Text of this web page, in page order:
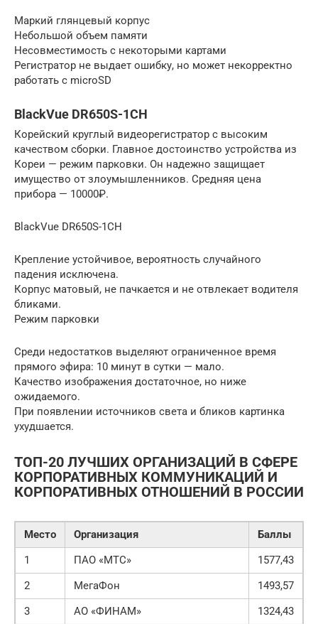
Маркий глянцевый корпус
Небольшой объем памяти
Несовместимость с некоторыми картами
Регистратор не выдает ошибку, но может некорректно
работать с microSD
BlackVue DR650S-1CH
Корейский круглый видеорегистратор с высоким
качеством сборки. Главное достоинство устройства из
Кореи — режим парковки. Он надежно защищает
имущество от злоумышленников. Средняя цена
прибора — 10000₽.
BlackVue DR650S-1CH
Крепление устойчивое, вероятность случайного
падения исключена.
Корпус матовый, не пачкается и не отвлекает водителя
бликами.
Режим парковки
Среди недостатков выделяют ограниченное время
прямого эфира: 10 минут в сутки — мало.
Качество изображения достаточное, но ниже
ожидаемого.
При появлении источников света и бликов картинка
ухудшается.
ТОП-20 ЛУЧШИХ ОРГАНИЗАЦИЙ В СФЕРЕ
КОРПОРАТИВНЫХ КОММУНИКАЦИЙ И
КОРПОРАТИВНЫХ ОТНОШЕНИЙ В РОССИИ
Место Организация
Баллы
1
ПАО «МТС»
1577,43
2
МегаФон
1493,57
3
АО «ФИНАМ»
1324,43